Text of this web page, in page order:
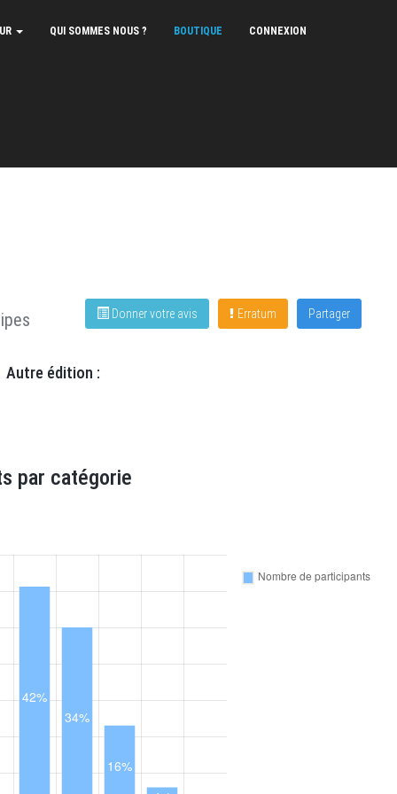
QUI SOMMES NOUS ? BOUTIQUE CONNEXION
Partager
Erratum
Donner votre avis
Autre édition :
par catégorie